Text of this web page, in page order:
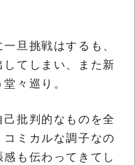
旦挑戦はするも、
てしまい、また新
々巡り。
批判的なものを全
ミカルな調子なの
も伝わってきてし